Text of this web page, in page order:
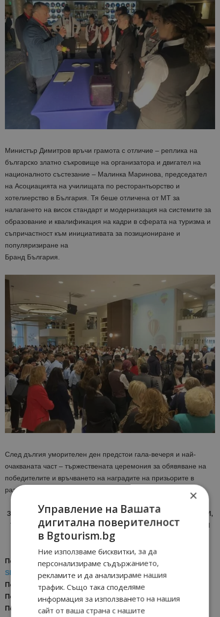
Министър Димитров връчи грамота с отличие – реплика на
българско златно съкровище на организатора и двигател на
националното състезание – Малинка Маринова, председател
на Асоциацията на училищата по ресторантьорство и
хотелиерство в България. Тя беше отличена от МТ за
налагането на висок стандарт и модернизация на системите за
образование и квалификация на кадри в сферата на туризма и
съпричастност към инициативата за позициониране и
популяризиране на
Бранд България.
След дългия уморителен ден предстои гала-вечеря и най-
очакваната част – тържествената церемония за обявяване на
победителите и връчването на наградите на призьорите в
разделите.
ЗА АКТУАЛНИ НОВИНИ И ПРОМОЦИИ НА АВИОКОМПАНИИ,
ТУРОПЕРАТОРИ И ХОТЕЛИЕРИ - ПРИСЪЕДИНЕТЕ СЕ КЪМ
ВАЙБЪР КАНАЛА НА BGTOURISM.BG -
Последвайте ни за още актуални новини в
Showcase
ПоследвайтеBgtourism.bg във VIBER
Последвайте Bgtourism.bg вINSTAGRAM
ПоследвайтеBgtourism.bg във FACEBOOK
×
Управление на Вашата
дигитална поверителност
в Bgtourism.bg
Ние използваме бисквитки, за да
персонализираме съдържанието,
рекламите и да анализираме нашия
трафик. Също така споделяме
информация за използването на нашия
сайт от ваша страна с нашите